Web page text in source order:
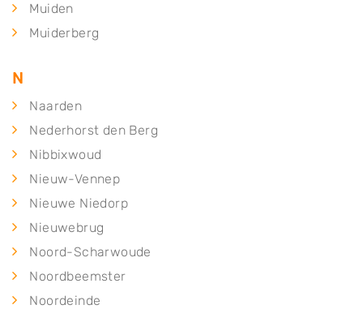
Muiden
Muiderberg
N
Naarden
Nederhorst den Berg
Nibbixwoud
Nieuw-Vennep
Nieuwe Niedorp
Nieuwebrug
Noord-Scharwoude
Noordbeemster
Noordeinde